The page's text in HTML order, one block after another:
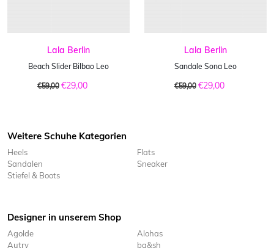
Lala Berlin
Beach Slider Bilbao Leo
€59,00 €29,00
Lala Berlin
Sandale Sona Leo
€59,00 €29,00
Weitere Schuhe Kategorien
Heels
Flats
Sandalen
Sneaker
Stiefel & Boots
Designer in unserem Shop
Agolde
Alohas
Autry
ba&sh